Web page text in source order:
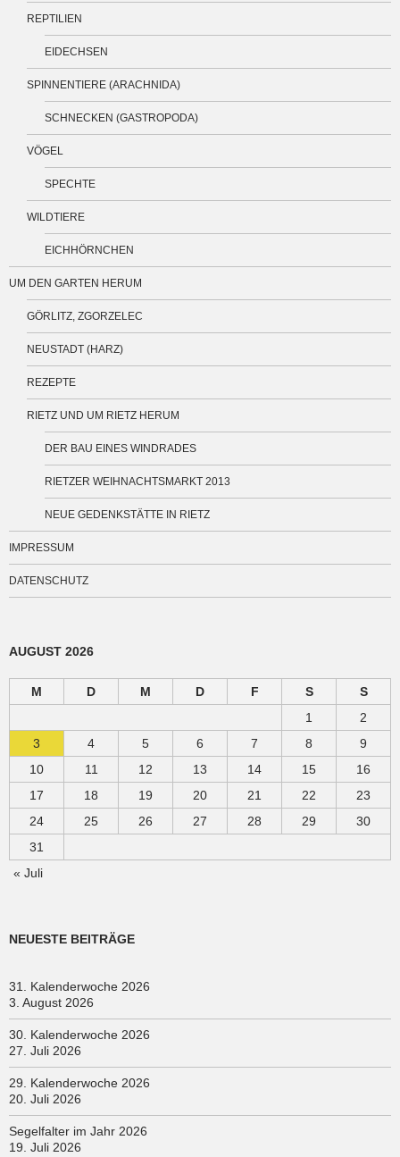
REPTILIEN
EIDECHSEN
SPINNENTIERE (ARACHNIDA)
SCHNECKEN (GASTROPODA)
VÖGEL
SPECHTE
WILDTIERE
EICHHÖRNCHEN
UM DEN GARTEN HERUM
GÖRLITZ, ZGORZELEC
NEUSTADT (HARZ)
REZEPTE
RIETZ UND UM RIETZ HERUM
DER BAU EINES WINDRADES
RIETZER WEIHNACHTSMARKT 2013
NEUE GEDENKSTÄTTE IN RIETZ
IMPRESSUM
DATENSCHUTZ
AUGUST 2026
M D M D F S
S
1
2
3
4 5 6 7 8
9
10
11 12 13 14 15
16
17
18 19 20 21 22
23
24
25 26 27 28 29
30
31
« Juli
NEUESTE BEITRÄGE
31. Kalenderwoche 2026
3. August 2026
30. Kalenderwoche 2026
27. Juli 2026
29. Kalenderwoche 2026
20. Juli 2026
Segelfalter im Jahr 2026
19. Juli 2026